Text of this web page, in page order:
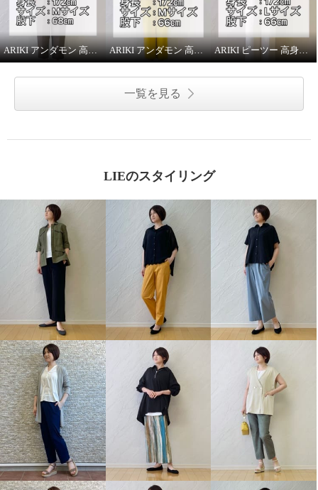
ARIKI アンダモン 高身長スタッフがはいてみました！ ARIKI アンダモン 高身長スタッフがはいてみました！ ARIKI ピーツー 高身長スタッフがはいてみました！
一覧を見る
LIEのスタイリング